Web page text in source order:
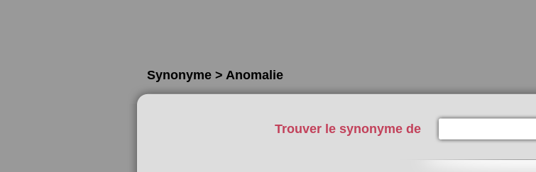
Synonyme > Anomalie
Trouver le synonyme de